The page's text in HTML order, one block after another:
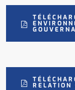
RELATION